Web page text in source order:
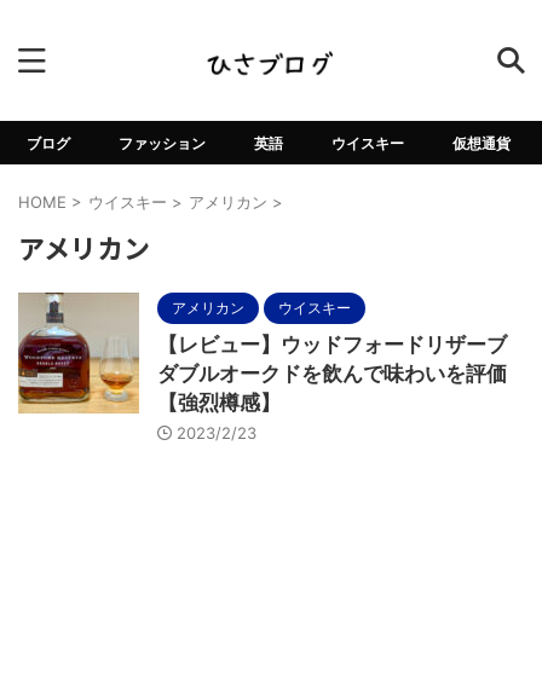
ブログ ファッション 英語 ウイスキー 仮想通貨
HOME > ウイスキー > アメリカン >
アメリカン
アメリカン ウイスキー
【レビュー】ウッドフォードリザーブ
ダブルオークドを飲んで味わいを評価
【強烈樽感】
2023/2/23